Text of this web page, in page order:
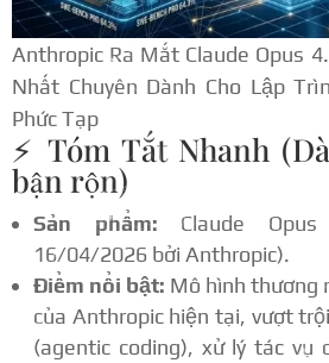
Anthropic Ra Mắt Claude Opus
Nhất Chuyên Dành Cho Lập
Phức Tạp
⚡ Tóm Tắt Nhanh
bận rộn)
Sản phẩm: Claude
16/04/2026 bởi Anthropic).
Điểm nổi bật: Mô hình thương
của Anthropic hiện tại, vượt
(agentic coding), xử lý tác vụ